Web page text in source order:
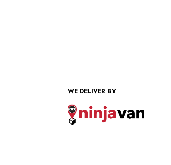
WE DELIVER BY